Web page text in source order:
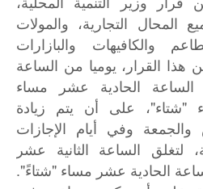
التجارية، والمولات
والكافيهات والبازارات
هذا القرار، يوميا من الساعة
الساعة الحادية عشر مساء
"شتاء"، على أن يتم زيادة
وفي أيام الإجازات
لتغلق الساعة الثانية عشر
الحادية عشر مساء "شتاءً".